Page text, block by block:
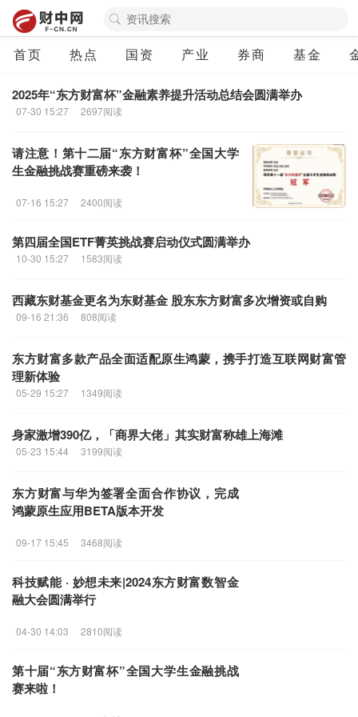
首页 热点 国资 产业 券商 基金
2025年“东方财富杯”金融素养提升活动总结会圆满举办
07-30 15:27 2697阅读
请注意！第十二届“东方财富杯”全国大学
生金融挑战赛重磅来袭！
07-16 15:27 2400阅读
第四届全国ETF菁英挑战赛启动仪式圆满举办
10-30 15:27 1583阅读
西藏东财基金更名为东财基金 股东东方财富多次增资或自购
09-16 21:36 808阅读
东方财富多款产品全面适配原生鸿蒙，携手打造互联网财富管
理新体验
05-29 15:27 1349阅读
身家激增390亿，「商界大佬」其实财富称雄上海滩
05-23 15:44 3199阅读
东方财富与华为签署全面合作协议，完成
鸿蒙原生应用BETA版本开发
09-17 15:45 3468阅读
科技赋能 · 妙想未来|2024东方财富数智金
融大会圆满举行
04-30 14:03 2810阅读
第十届“东方财富杯”全国大学生金融挑战
赛来啦！